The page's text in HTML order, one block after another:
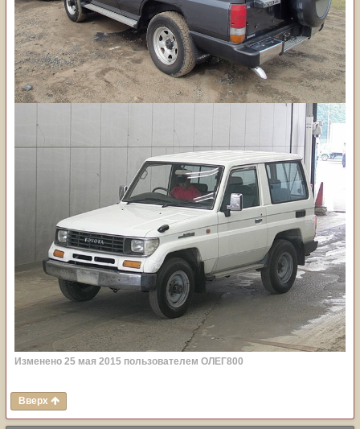
Изменено 25 мая 2015 пользователем ОЛЕГ800
Вверх